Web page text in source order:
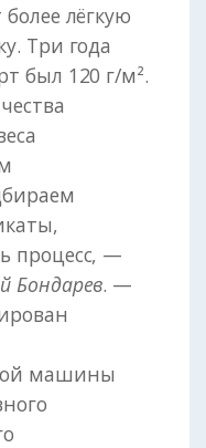
лёгкую
Три года
был 120 г/м².
процесс, —
Бондарев. —
машины